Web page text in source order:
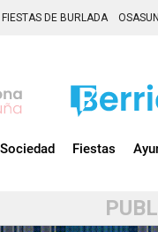
FIESTAS DE BURLADA
Sociedad Fiestas